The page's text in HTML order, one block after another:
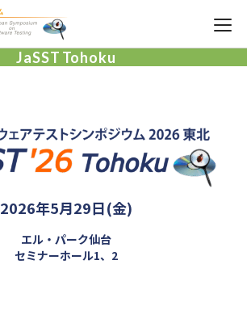
開催概要
JaSST Tohoku
2026年5月29日(金)
エル・パーク仙台
セミナーホール1、2